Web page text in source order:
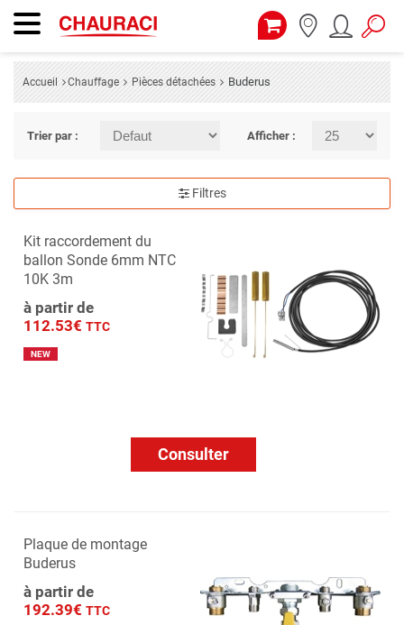
Accueil Chauffage Pièces détachées Buderus
Trier par : Afficher :
Filtres
Kit raccordement du
ballon Sonde 6mm NTC
10K 3m
à partir de
112.53€ TTC
NEW
Consulter
Plaque de montage
Buderus
à partir de
192.39€ TTC